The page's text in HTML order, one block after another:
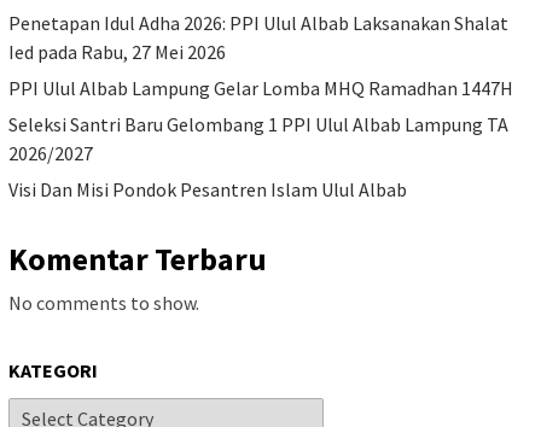
Penetapan Idul Adha 2026: PPI Ulul Albab Laksanakan Shalat
Ied pada Rabu, 27 Mei 2026
PPI Ulul Albab Lampung Gelar Lomba MHQ Ramadhan 1447H
Seleksi Santri Baru Gelombang 1 PPI Ulul Albab Lampung TA
2026/2027
Visi Dan Misi Pondok Pesantren Islam Ulul Albab
Komentar Terbaru
No comments to show.
KATEGORI